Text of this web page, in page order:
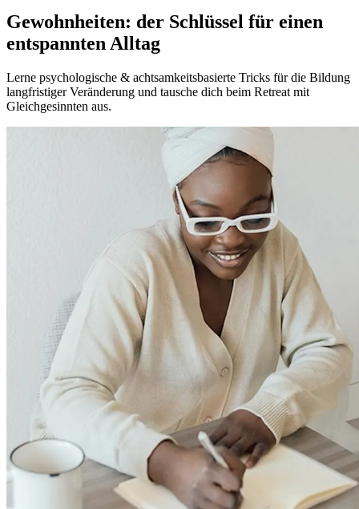
Gewohnheiten: der Schlüssel für einen
entspannten Alltag
Lerne psychologische & achtsamkeitsbasierte Tricks für die Bildung
langfristiger Veränderung und tausche dich beim Retreat mit
Gleichgesinnten aus.